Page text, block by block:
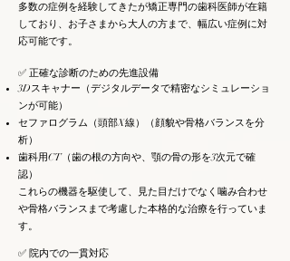
多数の症例を経験してきたが矯正専門の歯科医師が在籍
しており、お子さまから大人の方まで、幅広い症例に対
応可能です。
✅ 正確な診断のための先進設備
3Dスキャナー（デジタルデータで精密なシミュレーショ
ンが可能）
セファログラム（頭部X線）（顔貌や骨格バランスを分
析）
歯科用CT（歯の根の方向や、顎の骨の形を3次元で確
認）
これらの機器を駆使して、見た目だけでなく噛み合わせ
や骨格バランスまで考慮した本格的な治療を行っていま
す。
✅ 院内での一貫対応